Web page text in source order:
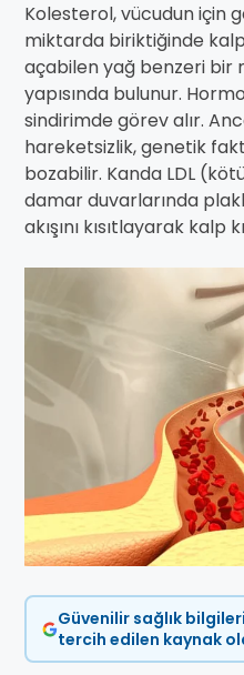
Kolesterol, vücudun için
miktarda biriktiğinde
açabilen yağ benzeri bir
yapısında bulunur.
sindirimde görev alır.
hareketsizlik, genetik
bozabilir. Kanda LDL
damar duvarlarında
akışını kısıtlayarak kalp
Güvenilir sağlık
tercih edilen kaynak